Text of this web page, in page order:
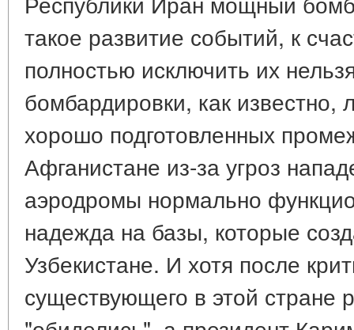
такое развитие событий, к
полностью исключить их
бомбардировки, как известно,
хорошо подготовленных
Афганистане из-за угроз
аэродромы нормально
надежда на базы, которые
Узбекистане. И хотя после
существующего в этой стране